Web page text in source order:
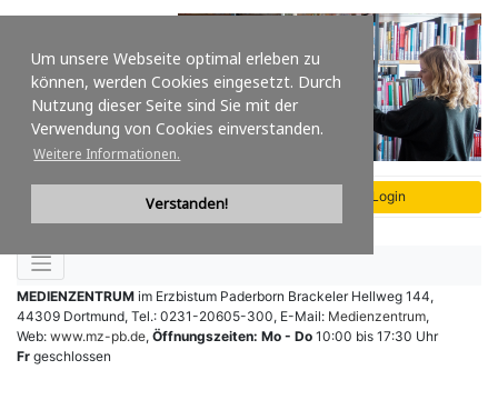
Um unsere Webseite optimal erleben zu
können, werden Cookies eingesetzt. Durch
Nutzung dieser Seite sind Sie mit der
Verwendung von Cookies einverstanden.
Weitere Informationen.
Verstanden!
MEDIENZENTRUM im Erzbistum Paderborn Brackeler Hellweg 144,
44309 Dortmund, Tel.: 0231-20605-300, E-Mail: Medienzentrum,
Web: www.mz-pb.de, Öffnungszeiten: Mo - Do 10:00 bis 17:30 Uhr
Fr geschlossen